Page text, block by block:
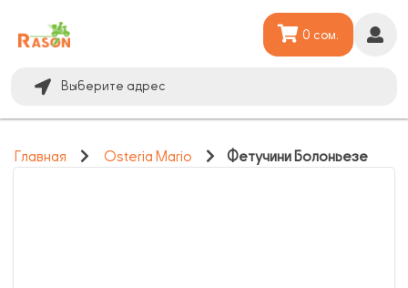
Выберите адрес
0 сом.
Главная Osteria Mario Фетучини Болоньезе